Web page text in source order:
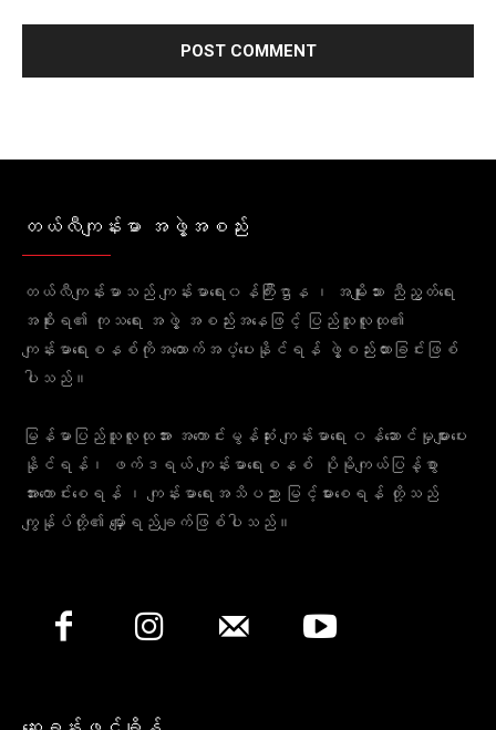
တယ်လီကျန်းမာ အဖွဲ့အစည်း
တယ်လီကျန်းမာသည် ကျန်းမာရေး၀န်ကြီးဌာန ၊ အမျိုးသား ညီညွတ်ရေး
အစိုးရ၏ ကုသရေး အဖွဲ့ အစည်းအနေဖြင့် ပြည်သူလူထု၏
ကျန်းမာရေးစနစ်ကိုအထောက်အပံ့ပေးနိုင်ရန် ဖွဲ့စည်းထားခြင်းဖြစ်
ပါသည်။
မြန်မာပြည်သူလူထုအား အကောင်းမွန်ဆုံး ကျန်းမာရေး ၀န်ဆောင်မှုများပေး
နိုင်ရန်၊ ဖက်ဒရယ် ကျန်းမာရေးစနစ် ပိုမိုကျယ်ပြန့်စွာ
အားကောင်းစေရန် ၊ ကျန်းမာရေးအသိပညာ မြင့်မားစေရန် တို့သည်
ကျွန်ုပ်တို့၏ မျှော်ရည်ချက်ဖြစ်ပါသည်။